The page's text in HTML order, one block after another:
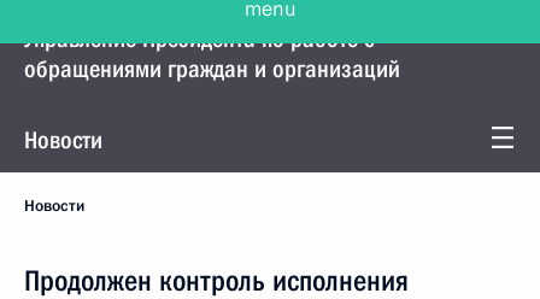
Управление Президента по работе с
обращениями граждан и организаций
Новости
Новости
Продолжен контроль исполнения